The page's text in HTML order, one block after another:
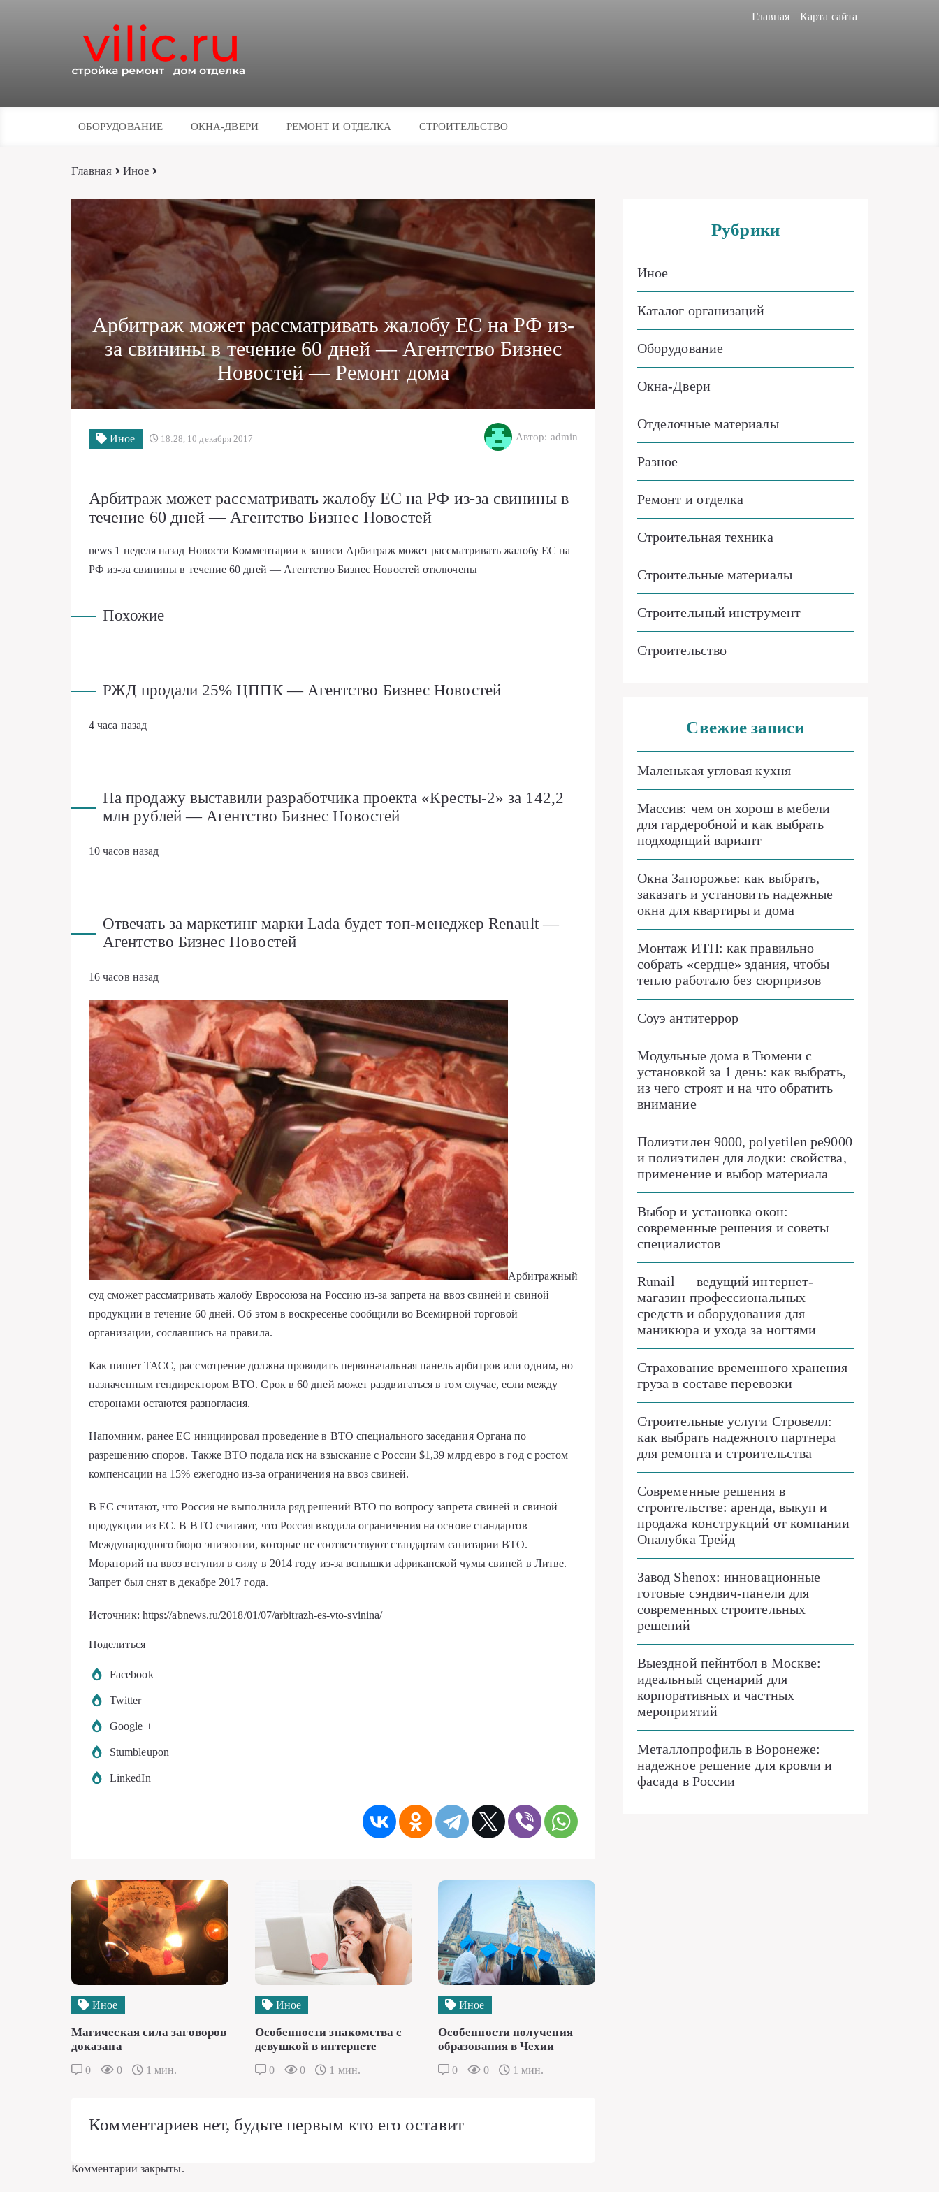
Главная Карта сайта
ОБОРУДОВАНИЕ ОКНА-ДВЕРИ РЕМОНТ И ОТДЕЛКА СТРОИТЕЛЬСТВО
Главная Иное
Арбитраж может рассматривать жалобу ЕС на РФ из-
за свинины в течение 60 дней — Агентство Бизнес
Новостей — Ремонт дома
Иное 18:28, 10 декабря 2017 Автор: admin
Арбитраж может рассматривать жалобу ЕС на РФ из-за свинины в
течение 60 дней — Агентство Бизнес Новостей
news 1 неделя назад Новости Комментариик записи Арбитраж может рассматривать жалобу ЕС на
РФ из-за свинины в течение 60 дней — Агентство Бизнес Новостей отключены
Похожие
РЖД продали 25% ЦППК — Агентство Бизнес Новостей
4 часа назад
На продажу выставили разработчика проекта «Кресты-2» за 142,2
млн рублей — Агентство Бизнес Новостей
10 часов назад
Отвечать за маркетинг марки Lada будет топ-менеджер Renault —
Агентство Бизнес Новостей
16 часов назад
Арбитражный
суд сможет рассматривать жалобу Евросоюза на Россию из-за запрета на ввоз свиней и свиной
продукции в течение 60 дней. Об этом в воскресенье сообщили во Всемирной торговой
организации, сославшись на правила.
Как пишет ТАСС, рассмотрение должна проводить первоначальная панель арбитров или одним, но
назначенным гендиректором ВТО. Срок в 60 дней может раздвигаться в том случае, если между
сторонами остаются разногласия.
Напомним, ранее ЕС инициировал проведение в ВТО специального заседания Органа по
разрешению споров. Также ВТО подала иск на взыскание с России $1,39 млрд евро в год с ростом
компенсации на 15% ежегодно из-за ограничения на ввоз свиней.
В ЕС считают, что Россия не выполнила ряд решений ВТО по вопросу запрета свиней и свиной
продукции из ЕС. В ВТО считают, что Россия вводила ограничения на основе стандартов
Международного бюро эпизоотии, которые не соответствуют стандартам санитарии ВТО.
Мораторий на ввоз вступил в силу в 2014 году из-за вспышки африканской чумы свиней в Литве.
Запрет был снят в декабре 2017 года.
Источник: https://abnews.ru/2018/01/07/arbitrazh-es-vto-svinina/
Поделиться
Facebook
Twitter
Google +
Stumbleupon
LinkedIn
Иное
Магическая сила заговоров
доказана
0 0 1 мин.
Иное
Особенности знакомства с
девушкой в интернете
0 0 1 мин.
Иное
Особенности получения
образования в Чехии
0 0 1 мин.
Комментариев нет, будьте первым кто его оставит
Комментарии закрыты.
Рубрики
Иное
Каталог организаций
Оборудование
Окна-Двери
Отделочные материалы
Разное
Ремонт и отделка
Строительная техника
Строительные материалы
Строительный инструмент
Строительство
Свежие записи
Маленькая угловая кухня
Массив: чем он хорош в мебели
для гардеробной и как выбрать
подходящий вариант
Окна Запорожье: как выбрать,
заказать и установить надежные
окна для квартиры и дома
Монтаж ИТП: как правильно
собрать «сердце» здания, чтобы
тепло работало без сюрпризов
Соуэ антитеррор
Модульные дома в Тюмени с
установкой за 1 день: как выбрать,
из чего строят и на что обратить
внимание
Полиэтилен 9000, polyetilen pe9000
и полиэтилен для лодки: свойства,
применение и выбор материала
Выбор и установка окон:
современные решения и советы
специалистов
Runail — ведущий интернет-
магазин профессиональных
средств и оборудования для
маникюра и ухода за ногтями
Страхование временного хранения
груза в составе перевозки
Строительные услуги Стровелл:
как выбрать надежного партнера
для ремонта и строительства
Современные решения в
строительстве: аренда, выкуп и
продажа конструкций от компании
Опалубка Трейд
Завод Shenox: инновационные
готовые сэндвич-панели для
современных строительных
решений
Выездной пейнтбол в Москве:
идеальный сценарий для
корпоративных и частных
мероприятий
Металлопрофиль в Воронеже:
надежное решение для кровли и
фасада в России